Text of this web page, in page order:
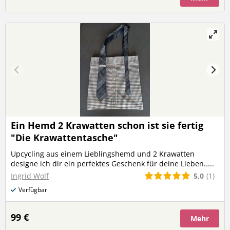
einem Luftballon Laufend verschiedene Designs vorhanden,
bei Interesse melde dich bei mir und ich schicke dir die
aktuell verfügbaren Hüllen zum aussuchen.
Ein Hemd 2 Krawatten schon ist sie fertig
"Die Krawattentasche"
Upcycling aus einem Lieblingshemd und 2 Krawatten
designe ich dir ein perfektes Geschenk für deine Lieben.....
Ingrid Wolf
5,0 (1)
Verfügbar
99 € Mehr